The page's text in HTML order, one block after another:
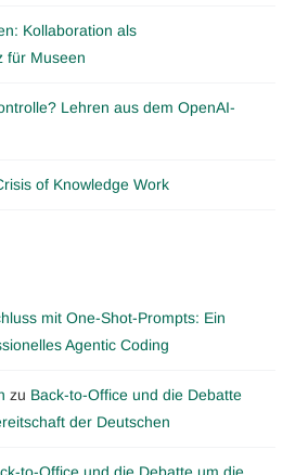
Kollaboration als
für Museen
Lehren aus dem OpenAI-
of Knowledge Work
mit One-Shot-Prompts: Ein
Agentic Coding
zu Back-to-Office und die Debatte
der Deutschen